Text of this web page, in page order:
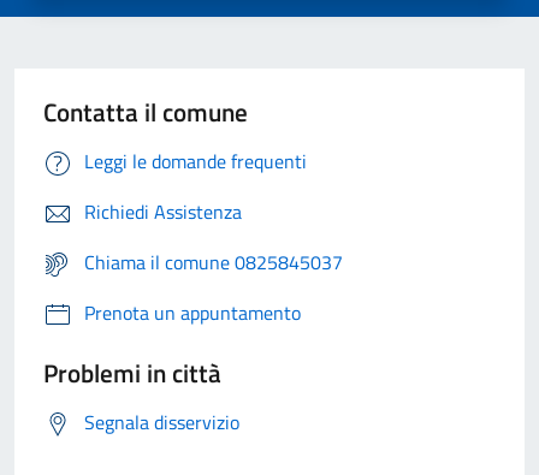
Contatta il comune
Leggi le domande frequenti
Richiedi Assistenza
Chiama il comune 0825845037
Prenota un appuntamento
Problemi in città
Segnala disservizio